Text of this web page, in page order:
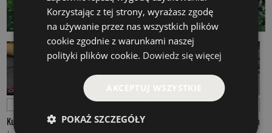
Bolt Flaker
Kuszenie majowego lorbasa.Cały trik polega na imitowaniu woblerem
Korzystając z tej strony, wyrażasz zgodę
na używanie przez nas wszystkich plików
cookie zgodnie z warunkami naszej
polityki plików cookie. Dowiedz się więcej
AKCEPTUJ WSZYSTKIE
POKAŻ SZCZEGÓŁY